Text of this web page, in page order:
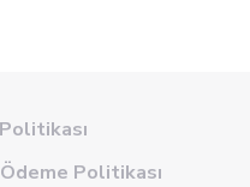
Politikası